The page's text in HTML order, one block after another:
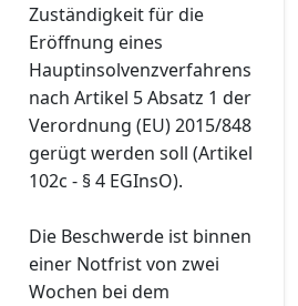
Zuständigkeit für die
Eröffnung eines
Hauptinsolvenzverfahrens
nach Artikel 5 Absatz 1 der
Verordnung (EU) 2015/848
gerügt werden soll (Artikel
102c - § 4 EGInsO).
Die Beschwerde ist binnen
einer Notfrist von zwei
Wochen bei dem